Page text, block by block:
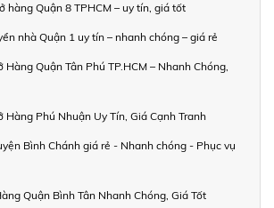
hàng Quận 8 TPHCM – uy tín, giá tốt
nhà Quận 1 uy tín – nhanh chóng – giá rẻ
Hàng Quận Tân Phú TP.HCM – Nhanh Chóng,
Hàng Phú Nhuận Uy Tín, Giá Cạnh Tranh
Bình Chánh giá rẻ - Nhanh chóng - Phục vụ
Quận Bình Tân Nhanh Chóng, Giá Tốt